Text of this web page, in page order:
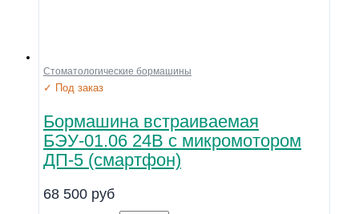
Стоматологические бормашины
✓ Под заказ
Бормашина встраиваемая
БЭУ-01.06 24В с микромотором
ДП-5 (смартфон)
68 500 руб